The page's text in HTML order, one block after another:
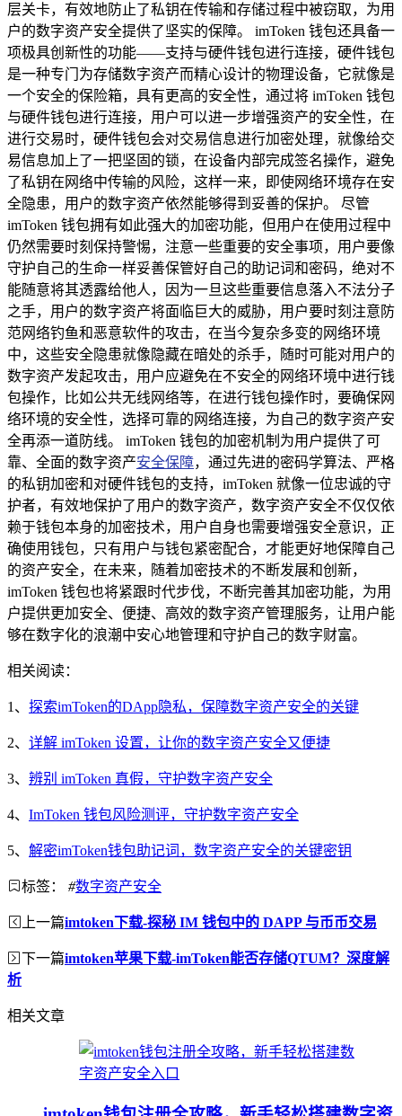
层关卡，有效地防止了私钥在传输和存储过程中被窃取，为用
户的数字资产安全提供了坚实的保障。 imToken 钱包还具备一
项极具创新性的功能——支持与硬件钱包进行连接，硬件钱包
是一种专门为存储数字资产而精心设计的物理设备，它就像是
一个安全的保险箱，具有更高的安全性，通过将 imToken 钱包
与硬件钱包进行连接，用户可以进一步增强资产的安全性，在
进行交易时，硬件钱包会对交易信息进行加密处理，就像给交
易信息加上了一把坚固的锁，在设备内部完成签名操作，避免
了私钥在网络中传输的风险，这样一来，即使网络环境存在安
全隐患，用户的数字资产依然能够得到妥善的保护。 尽管
imToken 钱包拥有如此强大的加密功能，但用户在使用过程中
仍然需要时刻保持警惕，注意一些重要的安全事项，用户要像
守护自己的生命一样妥善保管好自己的助记词和密码，绝对不
能随意将其透露给他人，因为一旦这些重要信息落入不法分子
之手，用户的数字资产将面临巨大的威胁，用户要时刻注意防
范网络钓鱼和恶意软件的攻击，在当今复杂多变的网络环境
中，这些安全隐患就像隐藏在暗处的杀手，随时可能对用户的
数字资产发起攻击，用户应避免在不安全的网络环境中进行钱
包操作，比如公共无线网络等，在进行钱包操作时，要确保网
络环境的安全性，选择可靠的网络连接，为自己的数字资产安
全再添一道防线。 imToken 钱包的加密机制为用户提供了可
靠、全面的数字资产安全保障，通过先进的密码学算法、严格
的私钥加密和对硬件钱包的支持，imToken 就像一位忠诚的守
护者，有效地保护了用户的数字资产，数字资产安全不仅仅依
赖于钱包本身的加密技术，用户自身也需要增强安全意识，正
确使用钱包，只有用户与钱包紧密配合，才能更好地保障自己
的资产安全，在未来，随着加密技术的不断发展和创新，
imToken 钱包也将紧跟时代步伐，不断完善其加密功能，为用
户提供更加安全、便捷、高效的数字资产管理服务，让用户能
够在数字化的浪潮中安心地管理和守护自己的数字财富。
相关阅读：
1、 探索imToken的DApp隐私，保障数字资产安全的关键
2、 详解 imToken 设置，让你的数字资产安全又便捷
3、 辨别 imToken 真假，守护数字资产安全
4、 ImToken 钱包风险测评，守护数字资产安全
5、 解密imToken钱包助记词，数字资产安全的关键密钥
标签： #数字资产安全
上一篇imtoken下载-探秘 IM 钱包中的 DAPP 与币币交易
下一篇imtoken苹果下载-imToken能否存储QTUM？深度解
析
相关文章